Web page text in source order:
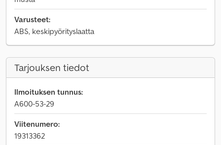
Varusteet:
ABS, keskipyörityslaatta
Tarjouksen tiedot
Ilmoituksen tunnus:
A600-53-29
Viitenumero:
19313362